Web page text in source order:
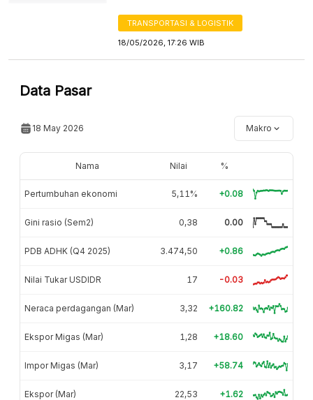
TRANSPORTASI & LOGISTIK
18/05/2026, 17:26 WIB
Data Pasar
18 May 2026 Makro
Nama Nilai %
Pertumbuhan ekonomi 5,11% +0.08
Gini rasio (Sem2) 0,38 0.00
PDB ADHK (Q4 2025) 3.474,50 +0.86
Nilai Tukar USDIDR 17 -0.03
Neraca perdagangan (Mar) 3,32 +160.82
Ekspor Migas (Mar) 1,28 +18.60
Impor Migas (Mar) 3,17 +58.74
Ekspor (Mar) 22,53 +1.62